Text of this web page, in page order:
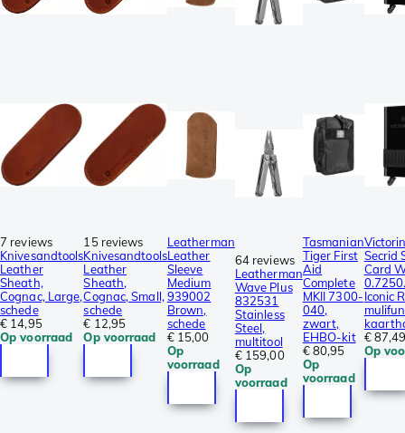
7 reviews
Knivesandtools
Leather
Sheath,
Cognac, Large,
schede
€ 14,95
Op voorraad
15 reviews
Knivesandtools
Leather
Sheath,
Cognac, Small,
schede
€ 12,95
Op voorraad
Leatherman
Leather
Sleeve
Medium
939002
Brown,
schede
€ 15,00
Op
voorraad
64 reviews
Leatherman
Wave Plus
832531
Stainless
Steel,
multitool
€ 159,00
Op
voorraad
Tasmanian
Tiger First
Aid
Complete
MKII 7300-
040,
zwart,
EHBO-kit
€ 80,95
Op
voorraad
Secrid
Card
Iconic
€
Op